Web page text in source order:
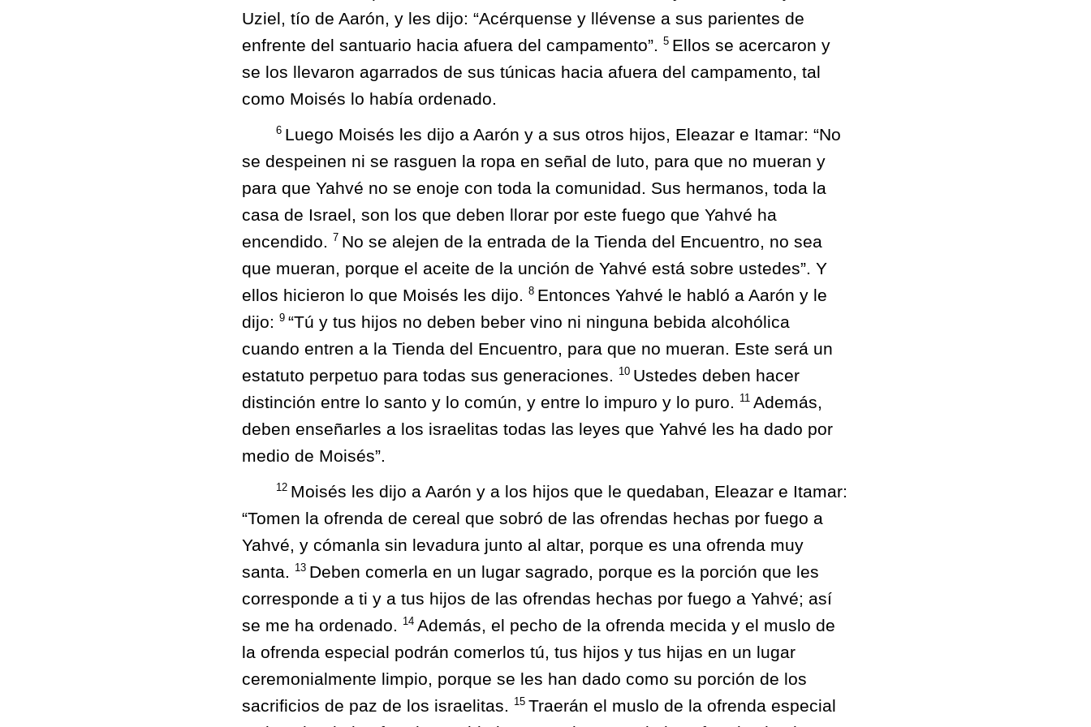
Uziel, tío de Aarón, y les dijo: “Acérquense y llévense a sus parientes de
enfrente del santuario hacia afuera del campamento”. 5 Ellos se acercaron y
se los llevaron agarrados de sus túnicas hacia afuera del campamento, tal
como Moisés lo había ordenado.
6 Luego Moisés les dijo a Aarón y a sus otros hijos, Eleazar e Itamar: “No
se despeinen ni se rasguen la ropa en señal de luto, para que no mueran y
para que Yahvé no se enoje con toda la comunidad. Sus hermanos, toda la
casa de Israel, son los que deben llorar por este fuego que Yahvé ha
encendido.
7 No se alejen de la entrada de la Tienda del Encuentro, no sea
que mueran, porque el aceite de la unción de Yahvé está sobre ustedes”. Y
ellos hicieron lo que Moisés les dijo. 8 Entonces Yahvé le habló a Aarón y le
dijo: 9 “Tú y tus hijos no deben beber vino ni ninguna bebida alcohólica
cuando entren a la Tienda del Encuentro, para que no mueran. Este será un
estatuto perpetuo para todas sus generaciones.
10 Ustedes deben hacer
distinción entre lo santo y lo común, y entre lo impuro y lo puro.
11 Además,
deben enseñarles a los israelitas todas las leyes que Yahvé les ha dado por
medio de Moisés”.
12 Moisés les dijo a Aarón y a los hijos que le quedaban, Eleazar e Itamar:
“Tomen la ofrenda de cereal que sobró de las ofrendas hechas por fuego a
Yahvé, y cómanla sin levadura junto al altar, porque es una ofrenda muy
santa.
13 Deben comerla en un lugar sagrado, porque es la porción que les
corresponde a ti y a tus hijos de las ofrendas hechas por fuego a Yahvé; así
se me ha ordenado.
14 Además, el pecho de la ofrenda mecida y el muslo de
la ofrenda especial podrán comerlos tú, tus hijos y tus hijas en un lugar
ceremonialmente limpio, porque se les han dado como su porción de los
sacrificios de paz de los israelitas.
15 Traerán el muslo de la ofrenda especial